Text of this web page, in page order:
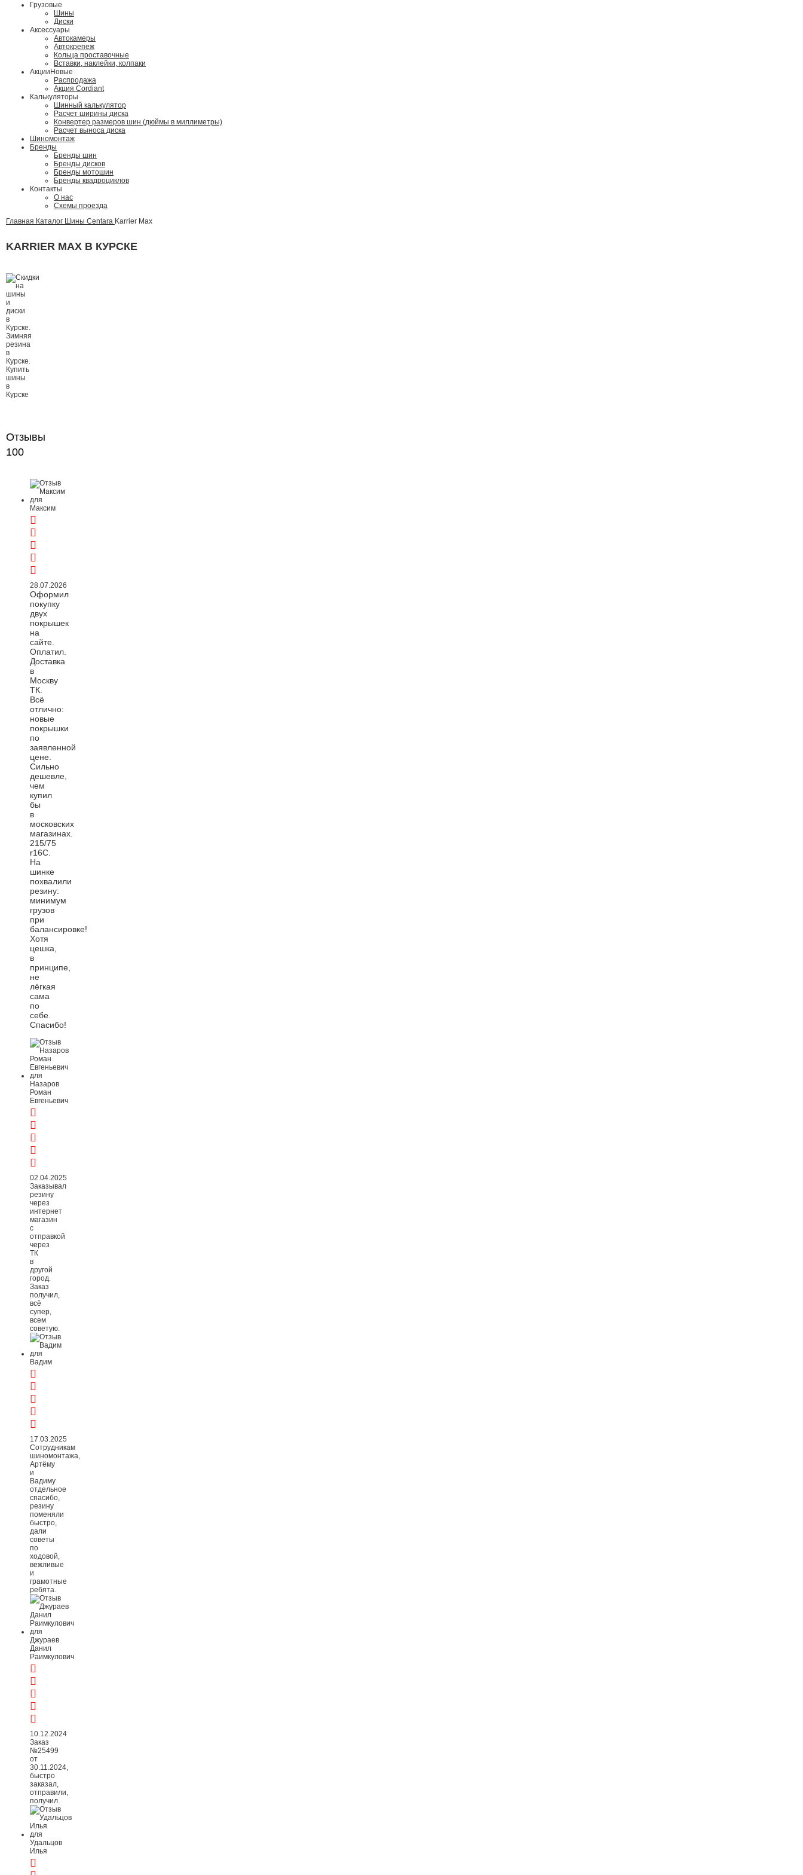
Грузовые
Шины
Диски
Аксессуары
Автокамеры
Автокрепеж
Кольца проставочные
Вставки, наклейки, колпаки
Акции Новые
Распродажа
Акция Cordiant
Калькуляторы
Шинный калькулятор
Расчет ширины диска
Конвертер размеров шин (дюймы в миллиметры)
Расчет выноса диска
Шиномонтаж
Бренды
Бренды шин
Бренды дисков
Бренды мотошин
Бренды квадроциклов
Контакты
О нас
Схемы проезда
Главная Каталог Шины Centara Karrier Max
KARRIER MAX В КУРСКЕ
Отзывы
100
Максим
28.07.2026
Оформил
покупку
двух
покрышек
на
сайте.
Оплатил.
Доставка
в
Москву
ТК.
Всё
отлично:
новые
покрышки
по
заявленной
цене.
Сильно
дешевле,
чем
купил
бы
в
московских
магазинах.
215/75
r16C.
На
шинке
похвалили
резину:
минимум
грузов
при
балансировке!
Хотя
цешка,
в
принципе,
не
лёгкая
сама
по
себе.
Спасибо!
Назаров
Роман
Евгеньевич
02.04.2025
Заказывал
резину
через
интернет
магазин
с
отправкой
через
ТК
в
другой
город.
Заказ
получил,
всё
супер,
всем
советую.
Вадим
17.03.2025
Сотрудникам
шиномонтажа,
Артёму
и
Вадиму
отдельное
спасибо,
резину
поменяли
быстро,
дали
советы
по
ходовой,
вежливые
и
грамотные
ребята.
Джураев
Данил
Раимкулович
10.12.2024
Заказ
№25499
от
30.11.2024,
быстро
заказал,
отправили,
получил.
Удальцов
Илья